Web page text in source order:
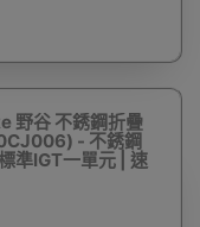
野谷 不銹鋼折疊
- 不銹鋼
準IGT一單元 | 速